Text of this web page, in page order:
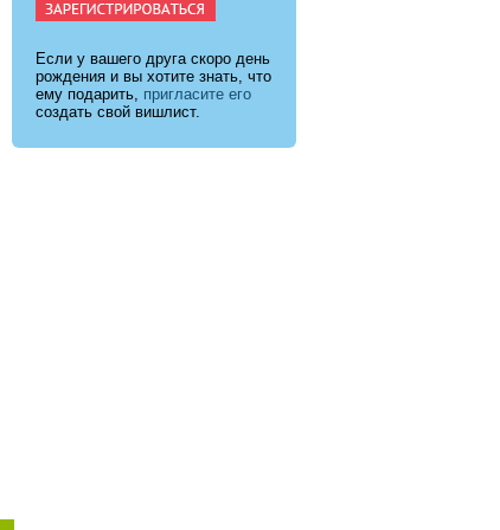
Если у вашего друга скоро день
рождения и вы хотите знать, что
ему подарить, пригласите его
создать свой вишлист.